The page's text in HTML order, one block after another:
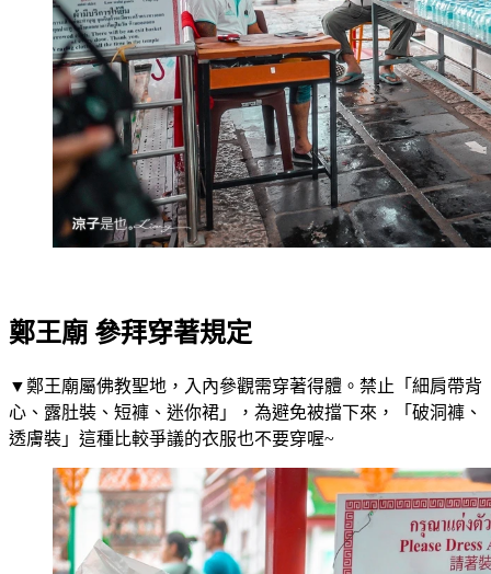
鄭王廟 參拜穿著規定
▼鄭王廟屬佛教聖地，入內參觀需穿著得體。禁止「細肩帶背
心、露肚裝、短褲、迷你裙」，為避免被擋下來，「破洞褲、
透膚裝」這種比較爭議的衣服也不要穿喔~